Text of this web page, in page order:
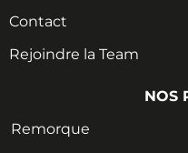
Contact
Rejoindre la Team
NOS
Remorque